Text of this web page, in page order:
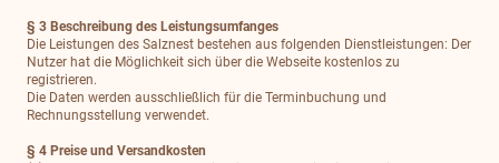
§ 3 Beschreibung des Leistungsumfanges
Die Leistungen des Salznest bestehen aus folgenden Dienstleistungen: Der
Nutzer hat die Möglichkeit sich über die Webseite kostenlos zu
registrieren.
Die Daten werden ausschließlich für die Terminbuchung und
Rechnungsstellung verwendet.
§ 4 Preise und Versandkosten